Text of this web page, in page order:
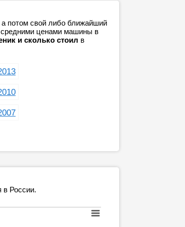
потом свой либо ближайший
средними ценами машины в
и сколько стоил в
в России.